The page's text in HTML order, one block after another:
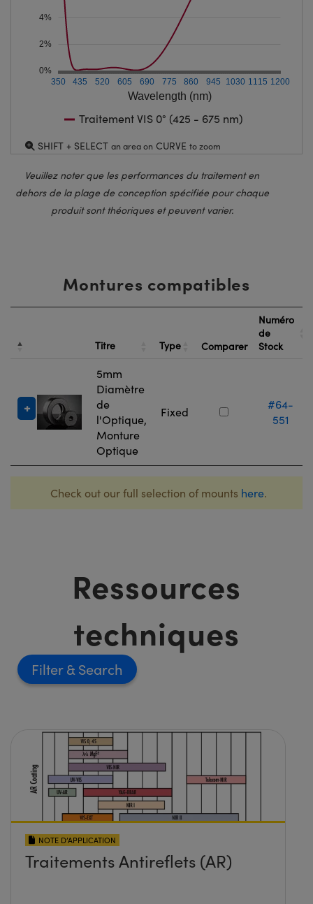
Wavelength (nm)
350 435 520 605 690 775 860 945 1030 1115 1200
0%
2%
4%
Traitement VIS 0° (425 - 675 nm)
SHIFT + SELECT an area on CURVE to zoom
Veuillez noter que les performances du traitement en
dehors de la plage de conception spécifiée pour chaque
produit sont théoriques et peuvent varier.
Montures compatibles
Titre Type Comparer
Numéro
de
Stock
5mm
Diamètre
de
l'Optique,
Monture
Optique
Fixed
#64-
551
Check out our full selection of mounts here.
Ressources
techniques
Filter
NOTE D’APPLICATION
Traitements Antireflets (AR)